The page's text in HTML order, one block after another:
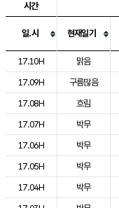
도시별 기상실황표로 지
시간
일.시 현재일기
17.10H
맑음
17.09H
구름많음
17.08H
흐림
17.07H
박무
17.06H
박무
17.05H
박무
17.04H
박무